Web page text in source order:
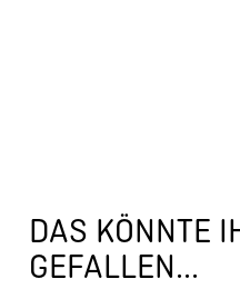
DAS KÖNNTE
GEFALLEN...